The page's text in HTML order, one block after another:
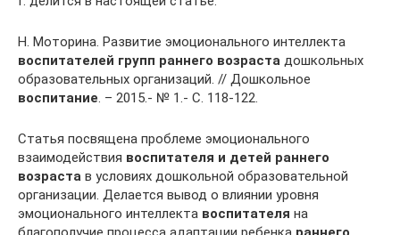
Н. Моторина. Развитие эмоционального интеллекта
воспитателей групп раннего возраста дошкольных
образовательных организаций. // Дошкольное
воспитание. – 2015.- № 1.- С. 118-122.
Статья посвящена проблеме эмоционального
взаимодействия воспитателя и детей раннего
возраста в условиях дошкольной образовательной
организации. Делается вывод о влиянии уровня
эмоционального интеллекта воспитателя на